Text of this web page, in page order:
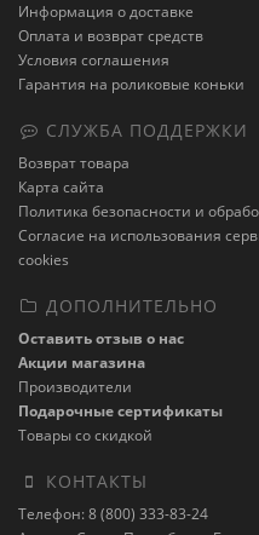
Информация о доставке
Оплата и возврат средств
Условия соглашения
Гарантия на роликовые коньки
СЛУЖБА ПОДДЕРЖКИ
Возврат товара
Карта сайта
Политика безопасности и
Cогласие на использования
cookies
ДОПОЛНИТЕЛЬНО
Оставить отзыв о нас
Акции магазина
Производители
Подарочные сертификаты
Товары со скидкой
КОНТАКТЫ
Телефон: 8 (800) 333-83-24